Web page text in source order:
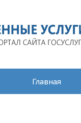
Главная